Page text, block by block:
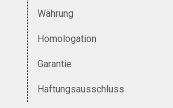
Währung
Homologation
Garantie
Haftungsausschluss